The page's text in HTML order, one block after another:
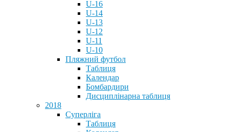
U-16
U-14
U-13
U-12
U-11
U-10
Пляжний футбол
Таблиця
Календар
Бомбардири
Дисциплінарна таблиця
2018
Суперліга
Таблиця